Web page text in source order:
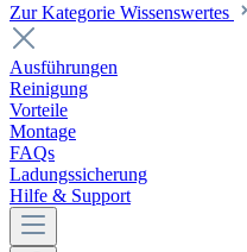
Zur Kategorie Wissenswertes
Ausführungen
Reinigung
Vorteile
Montage
FAQs
Ladungssicherung
Hilfe & Support